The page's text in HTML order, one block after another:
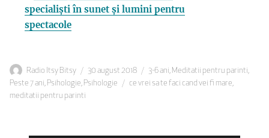
specialiști în sunet și lumini pentru
spectacole
Autor
Radio Itsy Bitsy
Publicat
pe
30 august 2018 Categorii
3-6 ani, Meditatii pentru parinti,
Peste 7 ani, Psihologie, Psihologie Etichete
ce vrei sa te faci cand vei fi mare,
meditatii pentru parinti